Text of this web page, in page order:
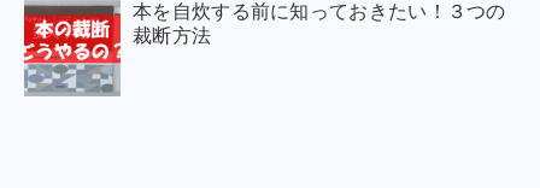
本を自炊する前に知っておきたい！３つの
裁断方法